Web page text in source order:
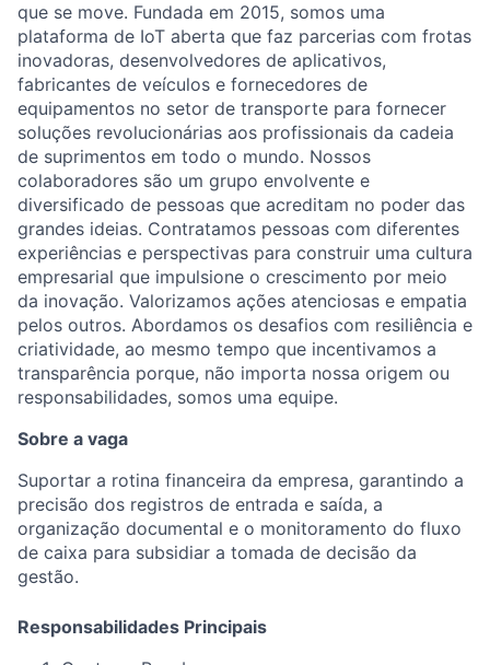
que se move. Fundada em 2015, somos uma
plataforma de IoT aberta que faz parcerias com frotas
inovadoras, desenvolvedores de aplicativos,
fabricantes de veículos e fornecedores de
equipamentos no setor de transporte para fornecer
soluções revolucionárias aos profissionais da cadeia
de suprimentos em todo o mundo. Nossos
colaboradores são um grupo envolvente e
diversificado de pessoas que acreditam no poder das
grandes ideias. Contratamos pessoas com diferentes
experiências e perspectivas para construir uma cultura
empresarial que impulsione o crescimento por meio
da inovação. Valorizamos ações atenciosas e empatia
pelos outros. Abordamos os desafios com resiliência e
criatividade, ao mesmo tempo que incentivamos a
transparência porque, não importa nossa origem ou
responsabilidades, somos uma equipe.
Sobre a vaga
Suportar a rotina financeira da empresa, garantindo a
precisão dos registros de entrada e saída, a
organização documental e o monitoramento do fluxo
de caixa para subsidiar a tomada de decisão da
gestão.
Responsabilidades Principais